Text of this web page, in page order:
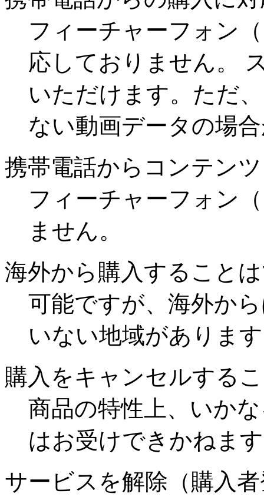
フィーチャーフォン
応しておりません。
いただけます。ただ
ない動画データの場
携帯電話からコンテン
フィーチャーフォン
ません。
海外から購入すること
可能ですが、海外か
いない地域がありま
購入をキャンセルする
商品の特性上、いか
はお受けできかねま
サービスを解除（購入